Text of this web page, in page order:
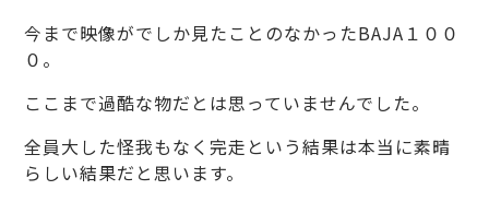
今まで映像がでしか見たことのなかったBAJA１００
０。
ここまで過酷な物だとは思っていませんでした。
全員大した怪我もなく完走という結果は本当に素晴
らしい結果だと思います。